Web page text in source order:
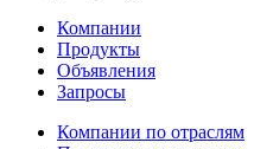
Компании
Продукты
Объявления
Запросы
Компании по отраслям